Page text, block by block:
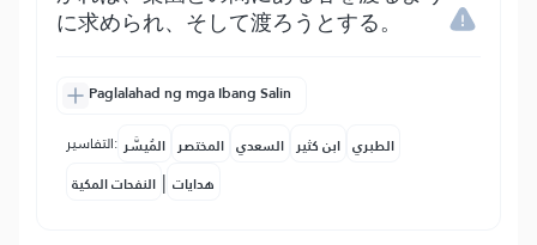
に求められ、そして渡ろうとする。
Paglalahad ng mga Ibang Salin
التفاسير: المُيسَّر المختصر السعدي ابن كثير الطبري
النفحات المكية | هدايات